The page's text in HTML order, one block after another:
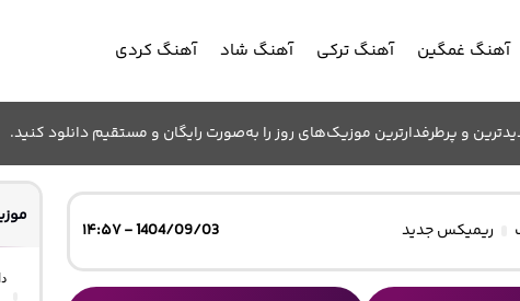
آهنگ غمگین آهنگ ترکی آهنگ شاد آهنگ کردی
و پرطرفدارترین موزیک‌های روز را به‌صورت رایگان و مستقیم دانلود کنید.
ریمیکس جدید 1404/09/03 - ۱۴:۵۷